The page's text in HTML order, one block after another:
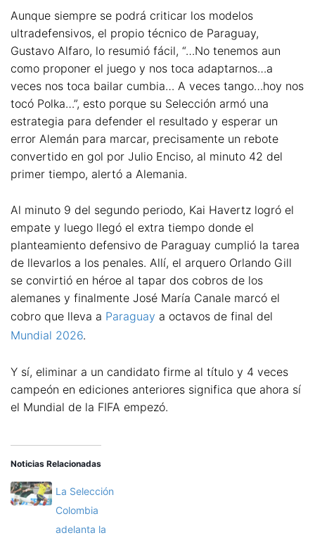
Aunque siempre se podrá criticar los modelos
ultradefensivos, el propio técnico de Paraguay,
Gustavo Alfaro, lo resumió fácil, “…No tenemos aun
como proponer el juego y nos toca adaptarnos…a
veces nos toca bailar cumbia… A veces tango…hoy nos
tocó Polka…”, esto porque su Selección armó una
estrategia para defender el resultado y esperar un
error Alemán para marcar, precisamente un rebote
convertido en gol por Julio Enciso, al minuto 42 del
primer tiempo, alertó a Alemania.
Al minuto 9 del segundo periodo, Kai Havertz logró el
empate y luego llegó el extra tiempo donde el
planteamiento defensivo de Paraguay cumplió la tarea
de llevarlos a los penales. Allí, el arquero Orlando Gill
se convirtió en héroe al tapar dos cobros de los
alemanes y finalmente José María Canale marcó el
cobro que lleva a Paraguay a octavos de final del
Mundial 2026.
Y sí, eliminar a un candidato firme al título y 4 veces
campeón en ediciones anteriores significa que ahora sí
el Mundial de la FIFA empezó.
Noticias Relacionadas
La Selección
Colombia
adelanta la